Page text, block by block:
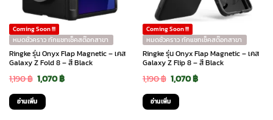
Coming Soon !!!
หมดชั่วคราว ทักแชทเช็คสต๊อกสาขา
Ringke รุ่น Onyx Flap Magnetic – เคส
Galaxy Z Fold 8 – สี Black
1,190฿ Original
price
was:
1,070฿Current
อ่านเพิ่ม
Coming Soon !!!
หมดชั่วคราว ทักแชทเช็คสต๊อกสาขา
Ringke รุ่น Onyx Flap Magnetic – เคส
Galaxy Z Flip 8 – สี Black
1,190฿ Original
price
was:
1,070฿Current
อ่านเพิ่ม